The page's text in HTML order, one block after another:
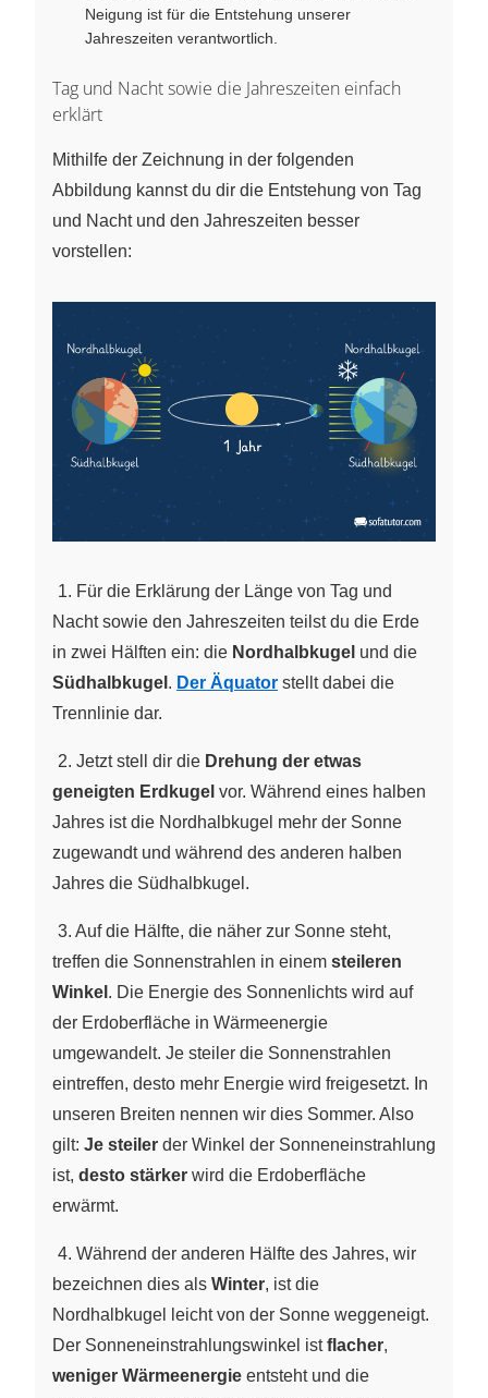
Neigung ist für die Entstehung unserer
Jahreszeiten verantwortlich.
Tag und Nacht sowie die Jahreszeiten einfach
erklärt
Mithilfe der Zeichnung in der folgenden
Abbildung kannst du dir die Entstehung von Tag
und Nacht und den Jahreszeiten besser
vorstellen:
~1. Für die Erklärung der Länge von Tag und
Nacht sowie den Jahreszeiten teilst du die Erde
in zwei Hälften ein: die Nordhalbkugel und die
Südhalbkugel . Der Äquator stellt dabei die
Trennlinie dar.
~2. Jetzt stell dir die Drehung der etwas
geneigten Erdkugel vor. Während eines halben
Jahres ist die Nordhalbkugel mehr der Sonne
zugewandt und während des anderen halben
Jahres die Südhalbkugel.
~
3. Auf die Hälfte, die näher zur Sonne steht,
treffen die Sonnenstrahlen in einem steileren
Winkel . Die Energie des Sonnenlichts wird auf
der Erdoberfläche in Wärmeenergie
umgewandelt. Je steiler die Sonnenstrahlen
eintreffen, desto mehr Energie wird freigesetzt. In
unseren Breiten nennen wir dies Sommer. Also
gilt: Je steiler der Winkel der Sonneneinstrahlung
ist, desto stärker wird die Erdoberfläche
erwärmt.
~
4. Während der anderen Hälfte des Jahres, wir
bezeichnen dies als Winter, ist die
Nordhalbkugel leicht von der Sonne weggeneigt.
Der Sonneneinstrahlungswinkel istflacher,
weniger Wärmeenergie entsteht und die